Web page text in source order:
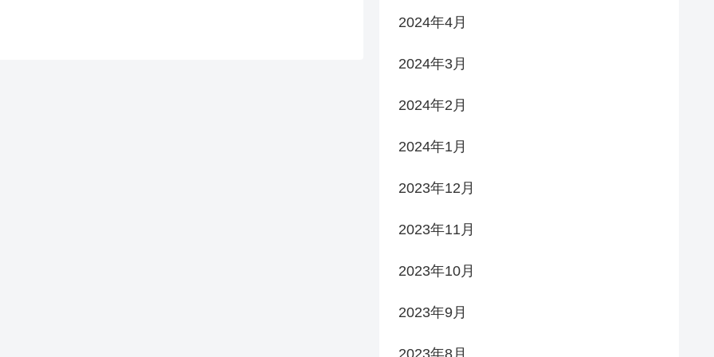
2024年4月
2024年3月
2024年2月
2024年1月
2023年12月
2023年11月
2023年10月
2023年9月